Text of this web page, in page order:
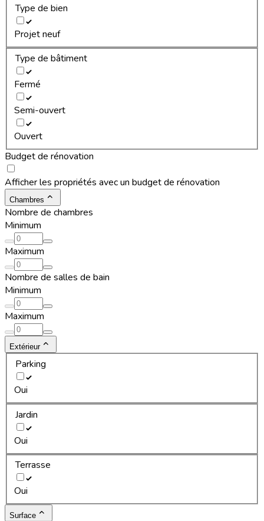
Type de bien
Projet neuf
Type de bâtiment
Fermé
Semi-ouvert
Ouvert
Budget de rénovation
Afficher les propriétés avec un budget de rénovation
Chambres
Nombre de chambres
Minimum
Maximum
Nombre de salles de bain
Minimum
Maximum
Extérieur
Parking
Oui
Jardin
Oui
Terrasse
Oui
Surface